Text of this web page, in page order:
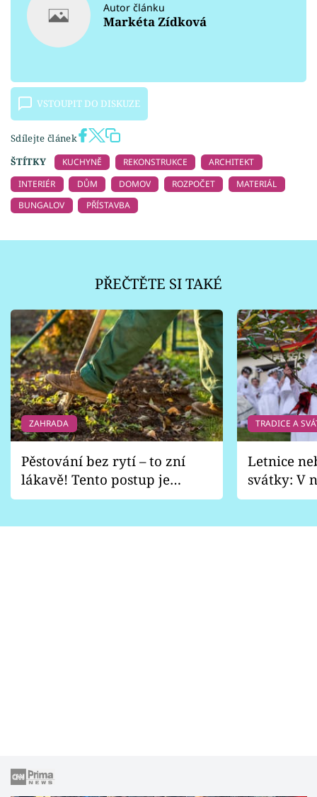
Autor článku
Markéta Zídková
VSTOUPIT DO DISKUZE
Sdílejte článek
ŠTÍTKY
KUCHYNĚ REKONSTRUKCE
ARCHITEKT
INTERIÉR
DŮM DOMOV ROZPOČET
MATERIÁL
BUNGALOV
PŘÍSTAVBA
PŘEČTĚTE SI TAKÉ
ZAHRADA
Pěstování bez rytí – to zní
lákavě! Tento postup je
vhodný jen pro některé
TRADICE A
Letnice
svátky: V
pondělí